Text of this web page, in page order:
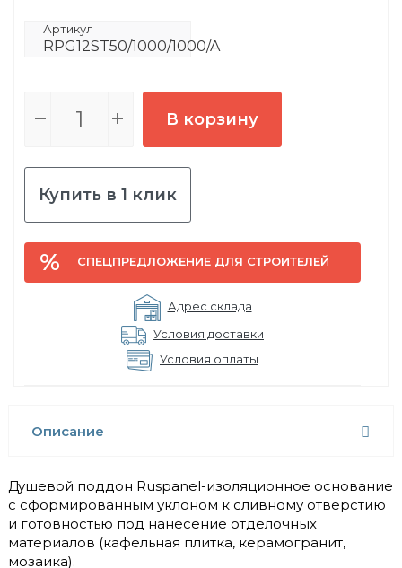
Артикул
RPG12ST50/1000/1000/A
В корзину
Купить в 1 клик
СПЕЦПРЕДЛОЖЕНИЕ ДЛЯ СТРОИТЕЛЕЙ
Адрес склада
Условия доставки
Условия оплаты
Описание
Душевой поддон Ruspanel-изоляционное основание
с сформированным уклоном к сливному отверстию
и готовностью под нанесение отделочных
материалов (кафельная плитка, керамогранит,
мозаика).